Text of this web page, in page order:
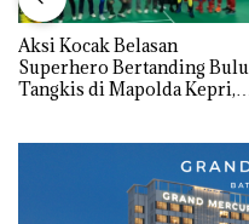
Aksi Kocak Belasan
Superhero Bertanding Bulu
Tangkis di Mapolda Kepri,